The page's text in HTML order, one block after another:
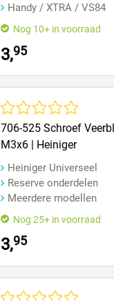
Handy / XTRA / VS84
Nog 10+ in voorraad
3,95
706-525 Schroef
M3x6 | Heiniger
Heiniger Universeel
Reserve onderdelen
Meerdere modellen
Nog 25+ in voorraad
3,95